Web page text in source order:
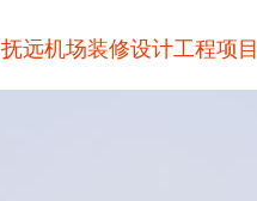
抚远机场装修设计工程项目